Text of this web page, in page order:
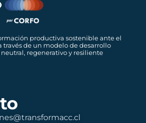
productiva sostenible ante el
través de un modelo de desarrollo
regenerativo y resiliente